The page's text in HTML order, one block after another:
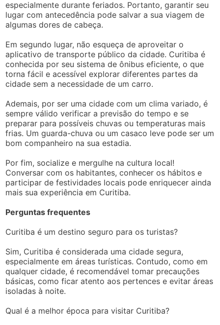
especialmente durante feriados. Portanto, garantir seu
lugar com antecedência pode salvar a sua viagem de
algumas dores de cabeça.
Em segundo lugar, não esqueça de aproveitar o
aplicativo de transporte público da cidade. Curitiba é
conhecida por seu sistema de ônibus eficiente, o que
torna fácil e acessível explorar diferentes partes da
cidade sem a necessidade de um carro.
Ademais, por ser uma cidade com um clima variado, é
sempre válido verificar a previsão do tempo e se
preparar para possíveis chuvas ou temperaturas mais
frias. Um guarda-chuva ou um casaco leve pode ser um
bom companheiro na sua estadia.
Por fim, socialize e mergulhe na cultura local!
Conversar com os habitantes, conhecer os hábitos e
participar de festividades locais pode enriquecer ainda
mais sua experiência em Curitiba.
Perguntas frequentes
Curitiba é um destino seguro para os turistas?
Sim, Curitiba é considerada uma cidade segura,
especialmente em áreas turísticas. Contudo, como em
qualquer cidade, é recomendável tomar precauções
básicas, como ficar atento aos pertences e evitar áreas
isoladas à noite.
Qual é a melhor época para visitar Curitiba?